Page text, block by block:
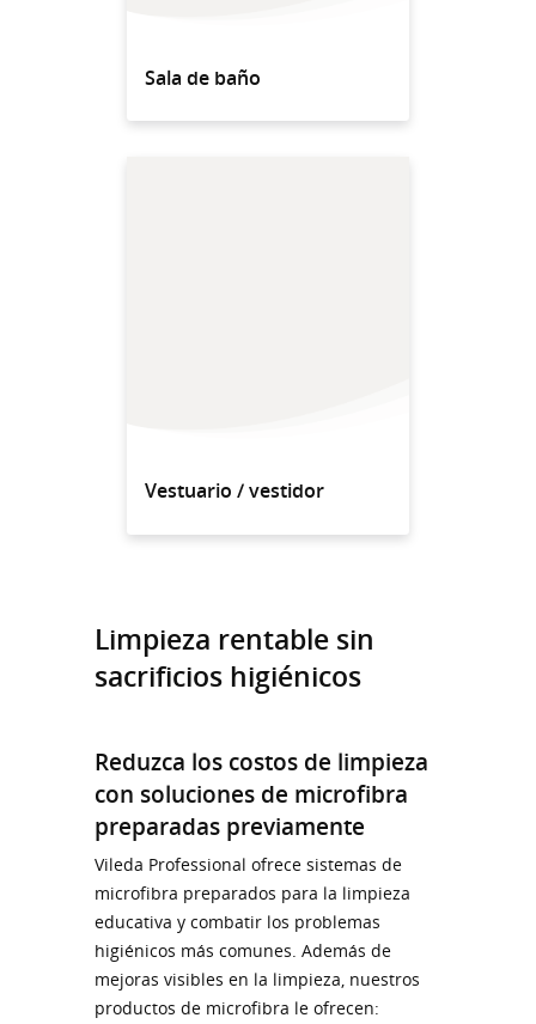
Sala de baño
Vestuario / vestidor
Limpieza rentable sin
sacrificios higiénicos
Reduzca los costos de limpieza
con soluciones de microfibra
preparadas previamente
Vileda Professional ofrece sistemas de
microfibra preparados para la limpieza
educativa y combatir los problemas
higiénicos más comunes. Además de
mejoras visibles en la limpieza, nuestros
productos de microfibra le ofrecen: